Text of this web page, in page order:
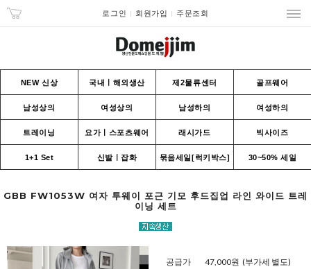
로그인 회원가입 주문조회
NEW 신상 국내ㅣ해외생산 제2물류센터 골프웨어
남성상의 여성상의 남성하의 여성하의
트레이닝 요가ㅣ스포츠웨어 래시가드 빅사이즈
1+1 Set 신발ㅣ잡화 묶음세일[럭키박스] 30~50% 세일
GBB FW1053W 여자 투웨이 포근 기모 후드집업 라인 와이드 트레
이닝 세트
공급가 47,000원 (부가세 별도)